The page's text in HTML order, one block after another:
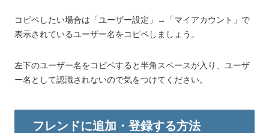
コピペしたい場合は「ユーザー設定」→「マイアカウント」で
表示されているユーザー名をコピペしましょう。
左下のユーザー名をコピペすると半角スペースが入り、ユーザ
ー名として認識されないので気をつけてください。
フレンドに追加・登録する方法